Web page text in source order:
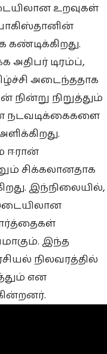
உறவுகள்
டிரம்ப்,
அடைந்ததாக
நின்று நிறுத்தும்
நடவடிக்கைகளை
ஈரான்
சிக்கலானதாக
இந்நிலையில்,
இந்த
நிலவரத்தில்
என